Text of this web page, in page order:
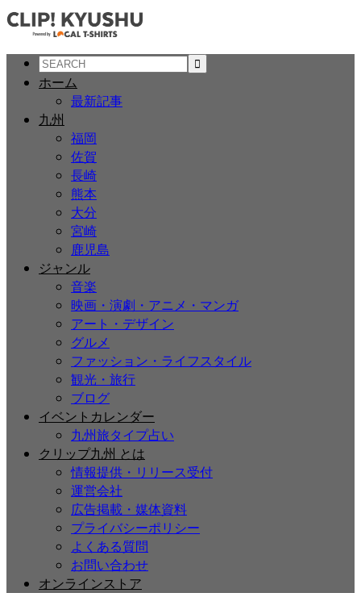
ホーム
最新記事
九州
福岡
佐賀
長崎
熊本
大分
宮崎
鹿児島
ジャンル
音楽
映画・演劇・アニメ・マンガ
アート・デザイン
グルメ
ファッション・ライフスタイル
観光・旅行
ブログ
イベントカレンダー
九州旅タイプ占い
クリップ九州 とは
情報提供・リリース受付
運営会社
広告掲載・媒体資料
プライバシーポリシー
よくある質問
お問い合わせ
オンラインストア